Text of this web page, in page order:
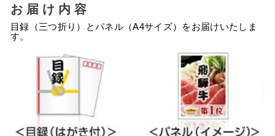
ア
す
る
お届け内容
目録（三つ折り）とパネル（A4サイズ）をお届けいたしま
す。